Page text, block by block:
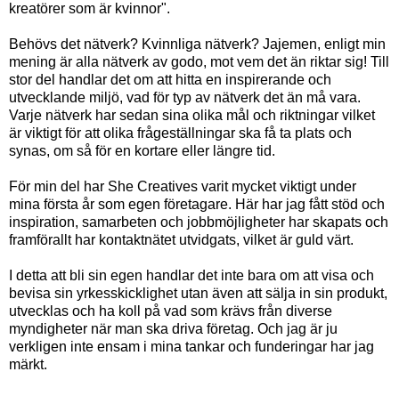
kreatörer som är kvinnor".
Behövs det nätverk? Kvinnliga nätverk? Jajemen, enligt min
mening är alla nätverk av godo, mot vem det än riktar sig! Till
stor del handlar det om att hitta en inspirerande och
utvecklande miljö, vad för typ av nätverk det än må vara.
Varje nätverk har sedan sina olika mål och riktningar vilket
är viktigt för att olika frågeställningar ska få ta plats och
synas, om så för en kortare eller längre tid.
För min del har She Creatives varit mycket viktigt under
mina första år som egen företagare. Här har jag fått stöd och
inspiration, samarbeten och jobbmöjligheter har skapats och
framförallt har kontaktnätet utvidgats, vilket är guld värt.
I detta att bli sin egen handlar det inte bara om att visa och
bevisa sin yrkesskicklighet utan även att sälja in sin produkt,
utvecklas och ha koll på vad som krävs från diverse
myndigheter när man ska driva företag. Och jag är ju
verkligen inte ensam i mina tankar och funderingar har jag
märkt.